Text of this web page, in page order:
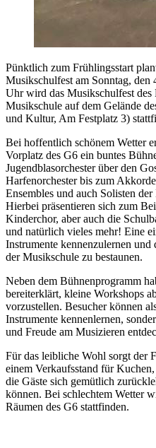
Pünktlich zum Frühlingsstart
Musikschulfest am Sonntag,
Uhr wird das Musikschulfest des
Musikschule auf dem Gelände
und Kultur, Am Festplatz 3)
Bei hoffentlich schönem Wetter
Vorplatz des G6 ein buntes
Jugendblasorchester über den
Harfenorchester bis zum
Ensembles und auch Solisten
Hierbei präsentieren sich zum
Kinderchor, aber auch die
und natürlich vieles mehr! Eine
Instrumente kennenzulernen
der Musikschule zu bestaunen.
Neben dem Bühnenprogramm
bereiterklärt, kleine Workshops
vorzustellen. Besucher können
Instrumente kennenlernen,
und Freude am Musizieren
Für das leibliche Wohl sorgt der
einem Verkaufsstand für
die Gäste sich gemütlich
können. Bei schlechtem Wetter
Räumen des G6 stattfinden.